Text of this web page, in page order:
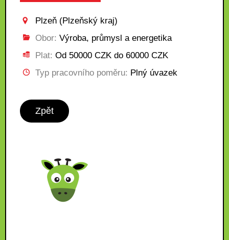
Plzeň (Plzeňský kraj)
Obor: Výroba, průmysl a energetika
Plat: Od 50000 CZK do 60000 CZK
Typ pracovního poměru: Plný úvazek
Zpět